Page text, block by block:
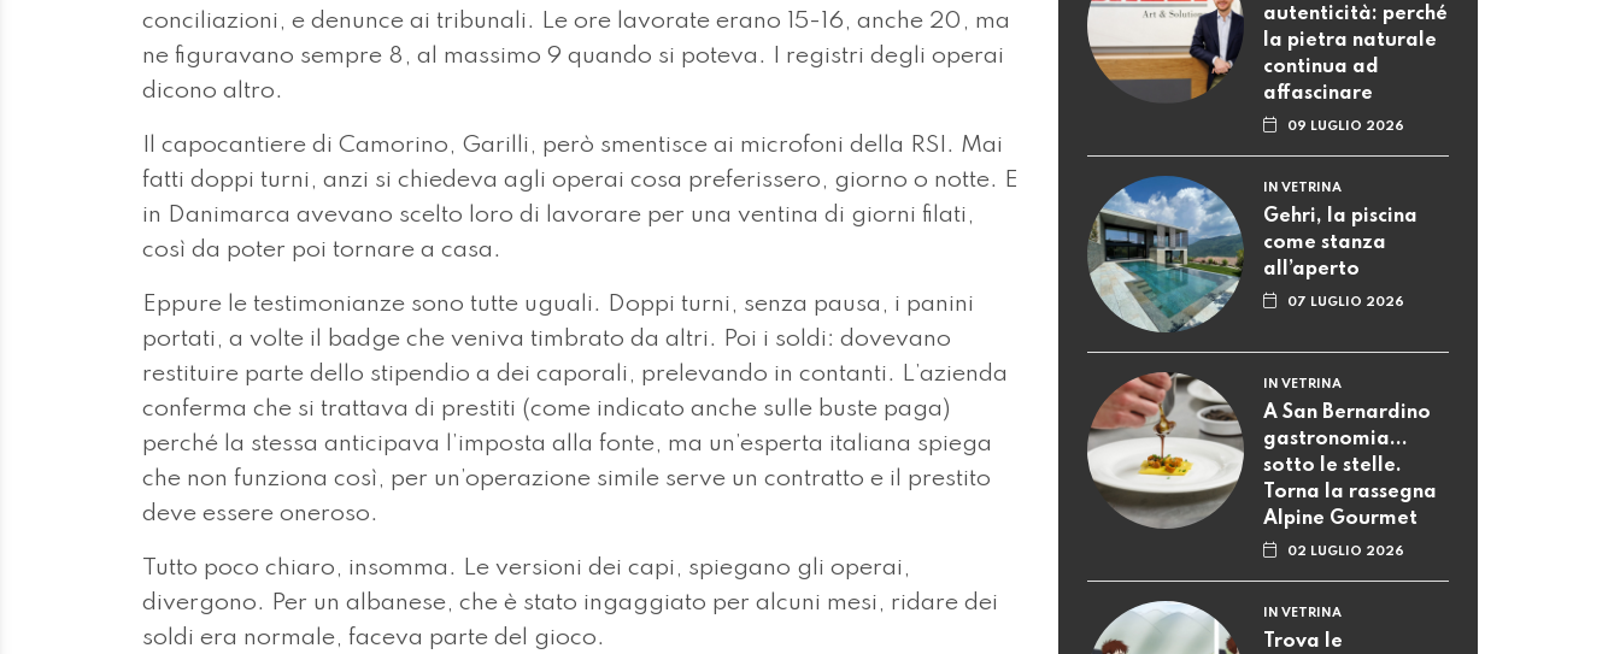
conciliazioni, e denunce ai tribunali. Le ore lavorate erano 15-16, anche 20, ma
ne figuravano sempre 8, al massimo 9 quando si poteva. I registri degli operai
dicono altro.
Il capocantiere di Camorino, Garilli, però smentisce ai microfoni della RSI. Mai
fatti doppi turni, anzi si chiedeva agli operai cosa preferissero, giorno o notte. E
in Danimarca avevano scelto loro di lavorare per una ventina di giorni filati,
così da poter poi tornare a casa.
Eppure le testimonianze sono tutte uguali. Doppi turni, senza pausa, i panini
portati, a volte il badge che veniva timbrato da altri. Poi i soldi: dovevano
restituire parte dello stipendio a dei caporali, prelevando in contanti. L’azienda
conferma che si trattava di prestiti (come indicato anche sulle buste paga)
perché la stessa anticipava l’imposta alla fonte, ma un’esperta italiana spiega
che non funziona così, per un’operazione simile serve un contratto e il prestito
deve essere oneroso.
Tutto poco chiaro, insomma. Le versioni dei capi, spiegano gli operai,
divergono. Per un albanese, che è stato ingaggiato per alcuni mesi, ridare dei
soldi era normale, faceva parte del gioco.
autenticità: perché
la pietra naturale
continua ad
affascinare
09 LUGLIO 2026
IN VETRINA
Gehri, la piscina
come stanza
all’aperto
07 LUGLIO 2026
IN VETRINA
A San Bernardino
gastronomia...
sotto le stelle.
Torna la rassegna
Alpine Gourmet
02 LUGLIO 2026
IN VETRINA
Trova le